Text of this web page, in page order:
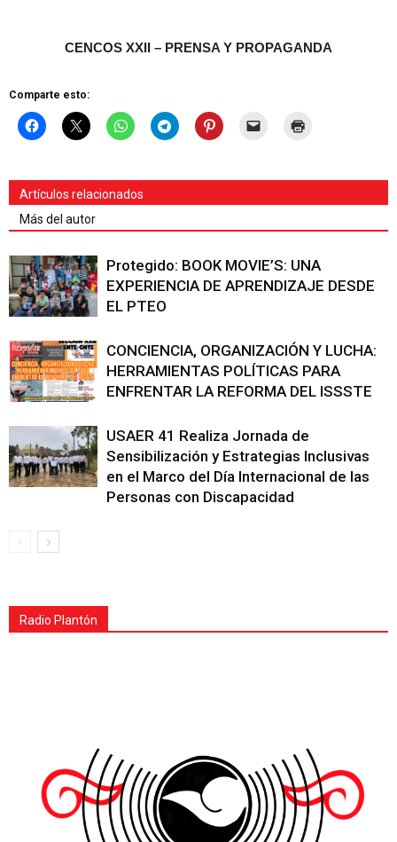
CENCOS XXII – PRENSA Y PROPAGANDA
Comparte esto:
Artículos relacionados
Más del autor
Protegido: BOOK MOVIE’S: UNA
EXPERIENCIA DE APRENDIZAJE DESDE
EL PTEO
CONCIENCIA, ORGANIZACIÓN Y LUCHA:
HERRAMIENTAS POLÍTICAS PARA
ENFRENTAR LA REFORMA DEL ISSSTE
USAER 41 Realiza Jornada de
Sensibilización y Estrategias Inclusivas
en el Marco del Día Internacional de las
Personas con Discapacidad
Radio Plantón